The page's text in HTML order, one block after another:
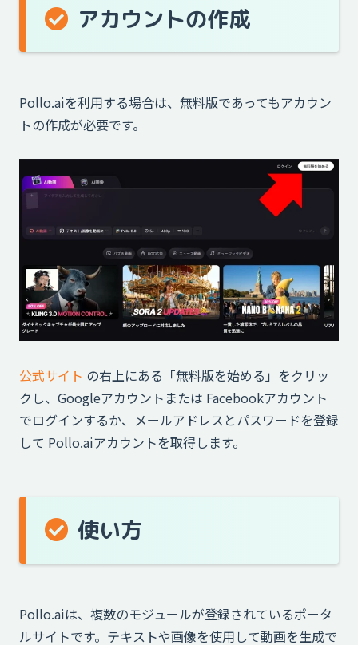
アカウントの作成
Pollo.aiを利用する場合は、無料版であってもアカウン
トの作成が必要です。
公式サイト の右上にある「無料版を始める」をクリッ
クし、Googleアカウントまたは Facebookアカウント
でログインするか、メールアドレスとパスワードを登録
して Pollo.aiアカウントを取得します。
使い方
Pollo.aiは、複数のモジュールが登録されているポータ
ルサイトです。テキストや画像を使用して動画を生成で